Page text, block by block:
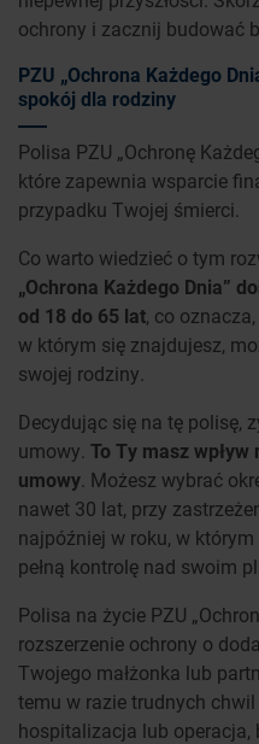
ochrony i zacznij budować
PZU „Ochrona Każdego
spokój dla rodziny
Polisa PZU „Ochronę
które zapewnia wsparcie
przypadku Twojej śmierci.
Co warto wiedzieć o tym
„Ochrona Każdego Dnia”
od 18 do 65 lat, co
w którym się znajdujesz,
swojej rodziny.
Decydując się na tę polisę,
umowy. To Ty masz
umowy . Możesz wybrać
nawet 30 lat, przy
najpóźniej w roku, w
pełną kontrolę nad swoim
Polisa na życie PZU
rozszerzenie ochrony o
Twojego małżonka lub
temu w razie trudnych
hospitalizacja lub operacja,